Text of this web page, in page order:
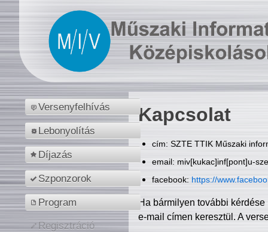
Versenyfelhívás
Lebonyolítás
Díjazás
Szponzorok
Program
Regisztráció
Kapcsolat
cím: SZTE TTIK Műszaki
email: miv[kukac]inf[pont]u-
facebook: https://
Ha bármilyen további
e-mail címen keresztül. A